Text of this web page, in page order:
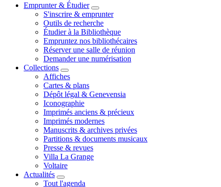
Emprunter & Étudier
S'inscrire & emprunter
Outils de recherche
Étudier à la Bibliothèque
Empruntez nos bibliothécaires
Réserver une salle de réunion
Demander une numérisation
Collections
Affiches
Cartes & plans
Dépôt légal & Genevensia
Iconographie
Imprimés anciens & précieux
Imprimés modernes
Manuscrits & archives privées
Partitions & documents musicaux
Presse & revues
Villa La Grange
Voltaire
Actualités
Tout l'agenda